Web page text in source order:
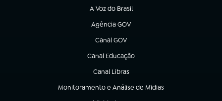
A Voz do Brasil
(abre em nova aba)
Agência GOV
(abre em nova aba)
Canal GOV
(abre em nova aba)
Canal Educação
(abre em nova aba)
Canal Libras
(abre em nova aba)
Monitoramento e Análise de Mídias
(abre em nova aba)